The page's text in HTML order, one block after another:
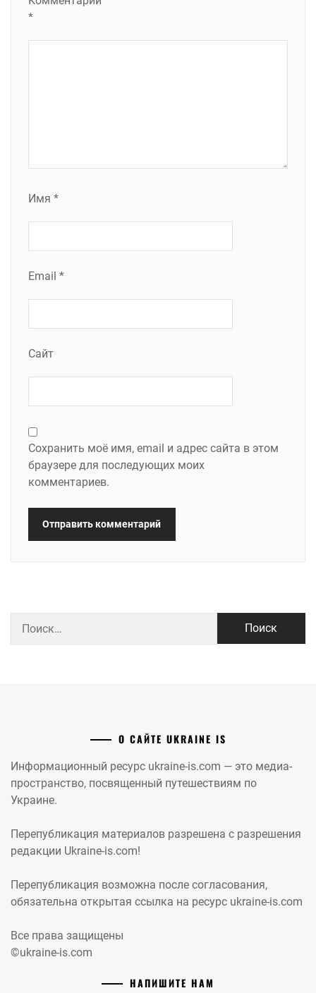
*
Имя *
Email *
Сайт
Сохранить моё имя, email и адрес сайта в этом
браузере для последующих моих
комментариев.
О САЙТЕ UKRAINE IS
Информационный ресурс ukraine-is.com — это медиа-
пространство, посвященный путешествиям по
Украине.
Перепубликация материалов разрешена с разрешения
редакции Ukraine-is.com!
Перепубликация возможна после согласования,
обязательна открытая ссылка на ресурс ukraine-is.com
Все права защищены
©ukraine-is.com
НАПИШИТЕ НАМ